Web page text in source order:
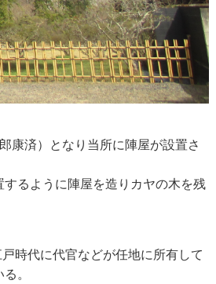
康済）となり当所に陣屋が設置さ
るように陣屋を造りカヤの木を残
時代に代官などが任地に所有して
。